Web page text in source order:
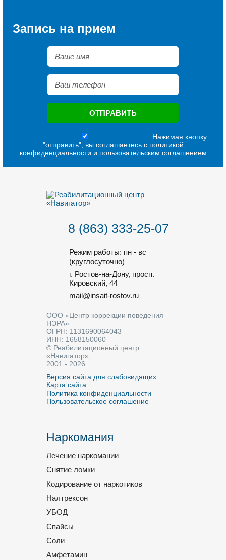
Запись на прием
Нажимая кнопку
"отправить", вы соглашаетесь с политикой
конфиденциальности и пользовательским соглашением
8 (863) 333-25-07
Режим работы: пн - вс
(круглосуточно)
г. Ростов-на-Дону, просп.
Кировский, 44
mail@insait-rostov.ru
ООО «Центр коррекции поведения
НЭРА»
ОГРН: 1131690064043
ИНН: 1658150060
© Реабилитационный центр
«Навигатор»,
2001 - 2026
Версия сайта для слабовидящих
Карта сайта
Политика конфиденциальности
Пользовательское соглашение
Наркомания
Лечение наркомании
Снятие ломки
Кодирование от наркотиков
Налтрексон
УБОД
Спайсы
Соли
Амфетамин